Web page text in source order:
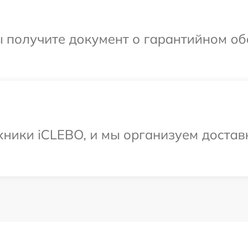
документ о гарантийном
iCLEBO, и мы организуем